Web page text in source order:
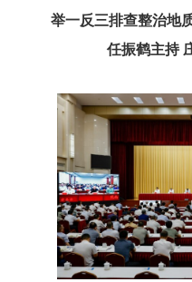
举一反三排查整治地
任振鹤主持